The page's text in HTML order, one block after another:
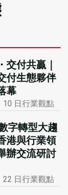
版報道用
辦的國際
計數智化
交付共贏｜
付生態夥伴
幕
10 日 行業觀點
字轉型大趨
港與行業領
辦交流研討
22 日 行業觀點